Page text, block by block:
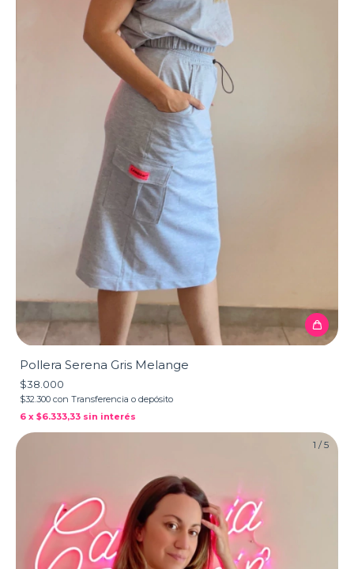
Pollera Serena Gris Melange
$38.000
$32.300 con Transferencia o depósito
6 x $6.333,33 sin interés
1 /5